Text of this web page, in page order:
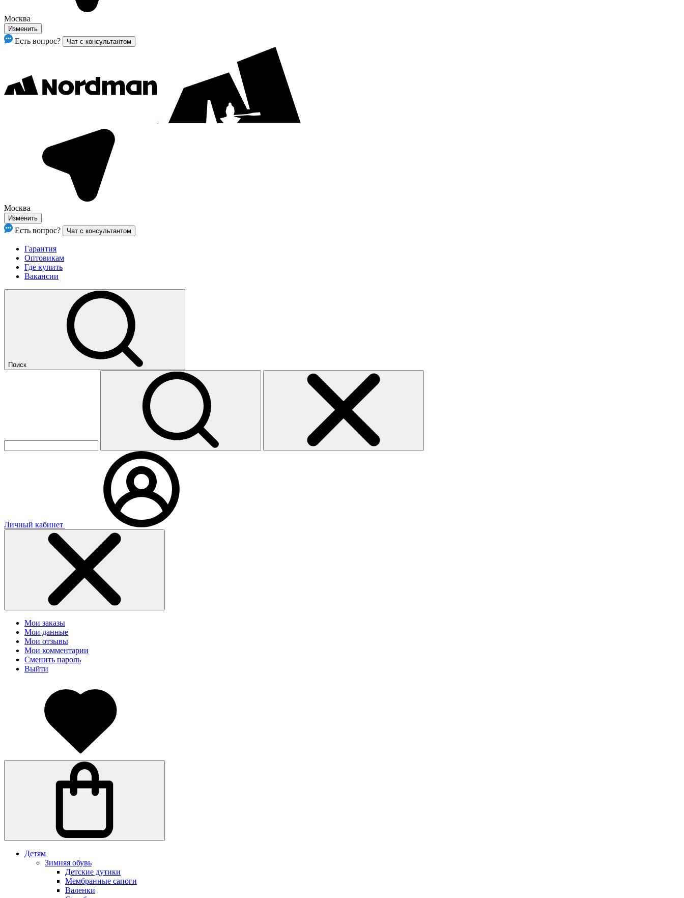
Москва
Изменить
Есть вопрос? Чат с консультантом
Москва
Изменить
Есть вопрос? Чат с консультантом
Гарантия
Оптовикам
Где купить
Вакансии
Поиск
Личный кабинет
Мои заказы
Мои данные
Мои отзывы
Мои комментарии
Сменить пароль
Выйти
Детям
Зимняя обувь
Детские дутики
Мембранные сапоги
Валенки